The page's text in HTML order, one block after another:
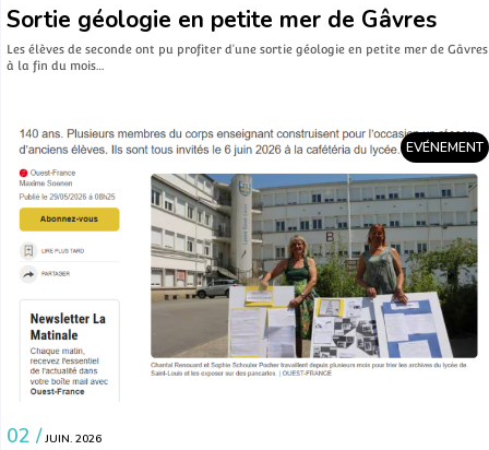
Sortie géologie en petite mer de Gâvres
Les élèves de seconde ont pu profiter d’une sortie géologie en petite mer de Gâvres
à la fin du mois…
EVÉNEMENT
02 / JUIN. 2026